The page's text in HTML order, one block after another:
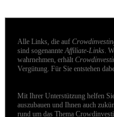
Alle Links, die auf
sind sogenannteAffiliate-Links.
wahrnehmen, erhält
Vergütung. Für Sie entstehen
Mit Ihrer Unterstützung helfen
auszubauen und Ihnen auch
rund um das Thema